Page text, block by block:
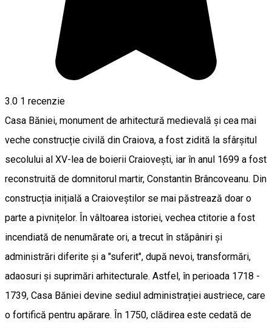
3.0 1 recenzie
Casa Băniei, monument de arhitectură medievală și cea mai
veche construcție civilă din Craiova, a fost zidită la sfârșitul
secolului al XV-lea de boierii Craiovești, iar în anul 1699 a fost
reconstruită de domnitorul martir, Constantin Brâncoveanu. Din
construcția inițială a Craioveștilor se mai păstrează doar o
parte a pivnițelor. În vâltoarea istoriei, vechea ctitorie a fost
incendiată de nenumărate ori, a trecut în stăpâniri și
administrări diferite și a "suferit", după nevoi, transformări,
adaosuri și suprimări arhitecturale. Astfel, în perioada 1718 -
1739, Casa Băniei devine sediul administrației austriece, care
o fortifică pentru apărare. În 1750, clădirea este cedată de